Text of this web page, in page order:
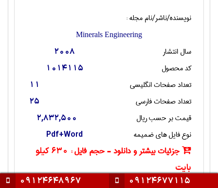
نویسنده/ناشر/نام مجله :
Minerals Engineering
سال انتشار 2008
کد محصول 1014115
تعداد صفحات انگليسی 11
تعداد صفحات فارسی 25
قیمت بر حسب ریال 2,832,500
نوع فایل های ضمیمه Pdf+Word
جزئیات بیشتر و دانلود - حجم فایل :
630 کیلو
بایت
09124677115
09124648967